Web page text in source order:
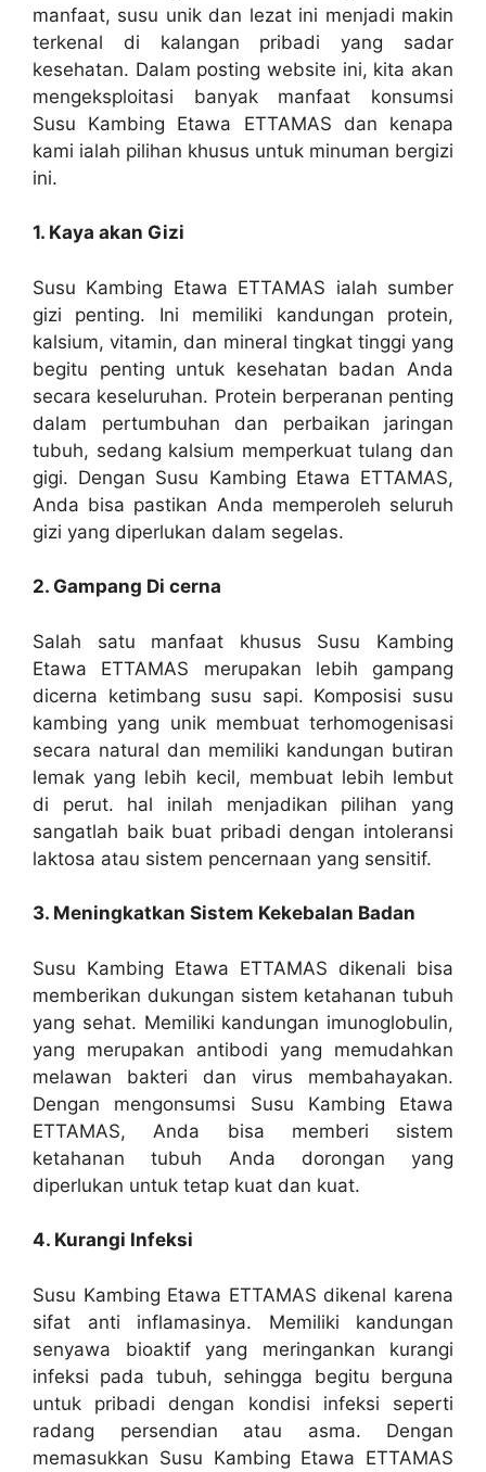
manfaat, susu unik dan lezat ini menjadi makin
terkenal di kalangan pribadi yang sadar
kesehatan. Dalam posting website ini, kita akan
mengeksploitasi banyak manfaat konsumsi
Susu Kambing Etawa ETTAMAS dan kenapa
kami ialah pilihan khusus untuk minuman bergizi
ini.
1. Kaya akan Gizi
Susu Kambing Etawa ETTAMAS ialah sumber
gizi penting. Ini memiliki kandungan protein,
kalsium, vitamin, dan mineral tingkat tinggi yang
begitu penting untuk kesehatan badan Anda
secara keseluruhan. Protein berperanan penting
dalam pertumbuhan dan perbaikan jaringan
tubuh, sedang kalsium memperkuat tulang dan
gigi. Dengan Susu Kambing Etawa ETTAMAS,
Anda bisa pastikan Anda memperoleh seluruh
gizi yang diperlukan dalam segelas.
2. Gampang Di cerna
Salah satu manfaat khusus Susu Kambing
Etawa ETTAMAS merupakan lebih gampang
dicerna ketimbang susu sapi. Komposisi susu
kambing yang unik membuat terhomogenisasi
secara natural dan memiliki kandungan butiran
lemak yang lebih kecil, membuat lebih lembut
di perut. hal inilah menjadikan pilihan yang
sangatlah baik buat pribadi dengan intoleransi
laktosa atau sistem pencernaan yang sensitif.
3. Meningkatkan Sistem Kekebalan Badan
Susu Kambing Etawa ETTAMAS dikenali bisa
memberikan dukungan sistem ketahanan tubuh
yang sehat. Memiliki kandungan imunoglobulin,
yang merupakan antibodi yang memudahkan
melawan bakteri dan virus membahayakan.
Dengan mengonsumsi Susu Kambing Etawa
ETTAMAS, Anda bisa memberi sistem
ketahanan tubuh Anda dorongan yang
diperlukan untuk tetap kuat dan kuat.
4. Kurangi Infeksi
Susu Kambing Etawa ETTAMAS dikenal karena
sifat anti inflamasinya. Memiliki kandungan
senyawa bioaktif yang meringankan kurangi
infeksi pada tubuh, sehingga begitu berguna
untuk pribadi dengan kondisi infeksi seperti
radang persendian atau asma. Dengan
memasukkan Susu Kambing Etawa ETTAMAS